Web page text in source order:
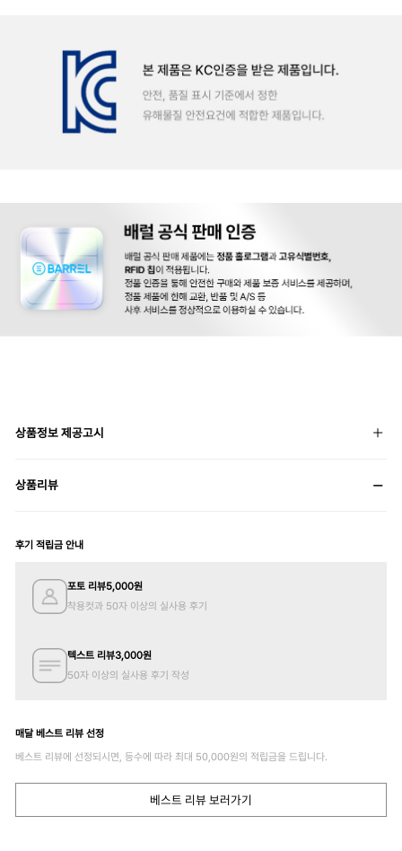
상품정보 제공고시
상품리뷰
후기 적립금 안내
포토 리뷰5,000원
착용컷과 50자 이상의 실사용 후기
텍스트 리뷰3,000원
50자 이상의 실사용 후기 작성
매달 베스트 리뷰 선정
베스트 리뷰에 선정되시면, 등수에 따라 최대 50,000원의 적립금을 드립니다.
베스트 리뷰 보러가기